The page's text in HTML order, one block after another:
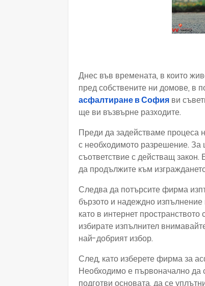
Днес във времената, в които
пред собствените ни домове, в
асфалтиране в София ви
ще ви възвърне разходите.
Преди да задействаме процеса
с необходимото разрешение.
съответствие с действащ
да продължите към
Следва да потърсите фирма
бързото и надеждно
като в интернет
избирате изпълнител
най-добрият избор.
След, като изберете фирма за
Необходимо е първоначално да
подготви основата, да се